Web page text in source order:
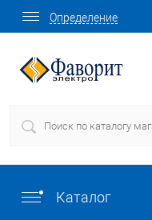
Определение
Каталог